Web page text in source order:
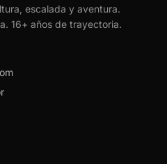
escalada y aventura.
16+ años de trayectoria.